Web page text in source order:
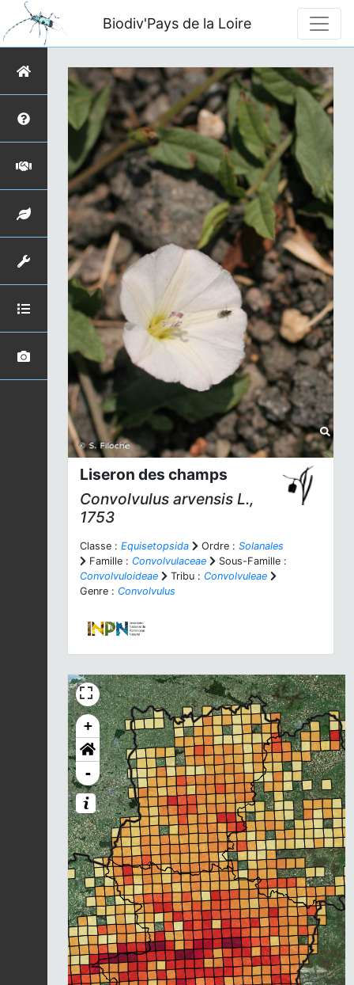
Biodiv'Pays de la Loire
Liseron des champs
Convolvulus arvensis L.,
1753
Classe : Equisetopsida Ordre : Solanales
Famille : Convolvulaceae
Sous-Famille :
Convolvuloideae
Tribu : Convolvuleae
Genre : Convolvulus
+
-